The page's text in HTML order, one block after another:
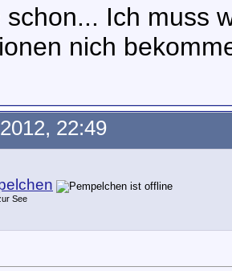
schon... Ich muss
nich
22:49
See